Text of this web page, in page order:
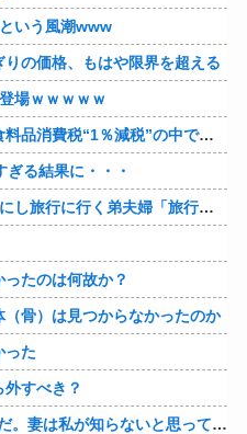
いう風潮www
りの価格、もはや限界を超える
場ｗｗｗｗｗ
【社会】「飲食店潰れますよ」食料品消費税“1％減税”の中で上がる懸念 外食は10％で“9％”差に…一方で対象の弁当店でも悲痛な声「値下げできない…」
ぎる結果に・・・
【衝撃】0歳児を玄関に置き去りにし旅行に行く弟夫婦「旅行中、1ヶ月世話しろw」18年後に返せと言われ「お前らの子供、捨てたよ?」「は!?」
たのは何故か？
骨）は見つからなかったのか
った
すべき？
【1/2】妻が不倫相手の子を産んだ。妻は私が知らないと思っている。遠方のため会うのは年に数回程度だが、今も不倫相手とは切れていない。そしてまもなく妻は不倫相手に会いに行く…